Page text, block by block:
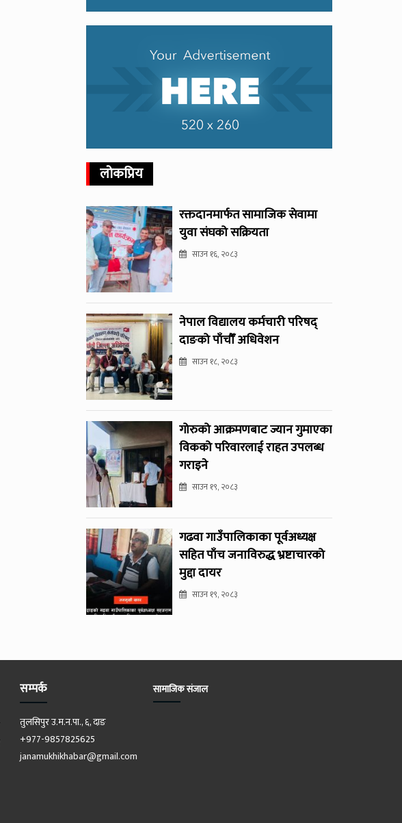
लोकप्रिय
रक्तदानमार्फत सामाजिक सेवामा
युवा संघको सक्रियता
साउन १६, २०८३
नेपाल विद्यालय कर्मचारी परिषद्
दाङको पाँचौँ अधिवेशन
साउन १८, २०८३
गोरुको आक्रमणबाट ज्यान गुमाएका
विकको परिवारलाई राहत उपलब्ध
गराइने
साउन १९, २०८३
गढवा गाउँपालिकाका पूर्वअध्यक्ष
सहित पाँच जनाविरुद्ध भ्रष्टाचारको
मुद्दा दायर
साउन १९, २०८३
सम्पर्क
तुलसिपुर उ.म.न.पा., ६, दाङ
+977-9857825625
janamukhikhabar@gmail.com
सामाजिक संजाल